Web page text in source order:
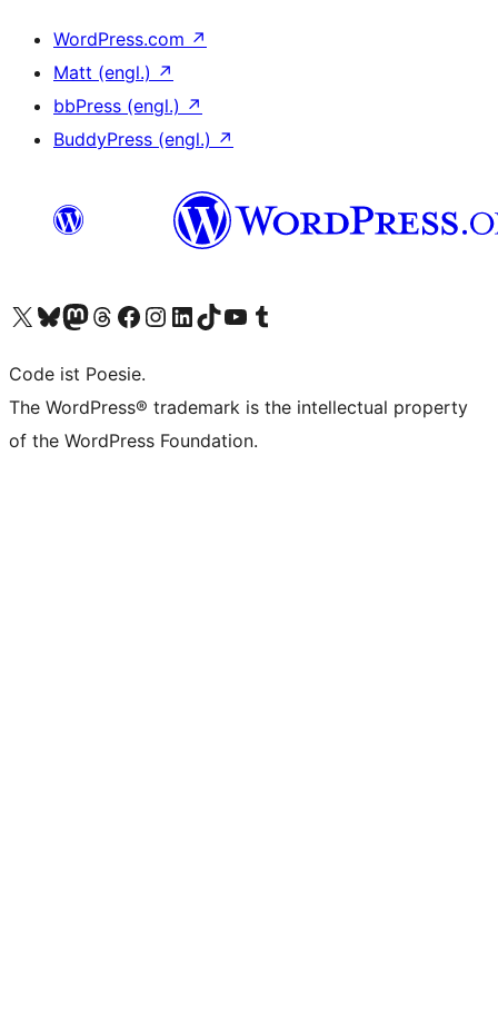
WordPress.com ↗
Matt (engl.) ↗
bbPress (engl.) ↗
BuddyPress (engl.) ↗
Unser X-Konto (früher Twitter) besuchen
Unser Bluesky-Konto besuchen
Unser Mastodon-Konto besuchen
Unser Threads-Konto besuchen
Unsere Facebook-Seite besuchen
Unser Instagram-Konto besuchen
Unser LinkedIn-Konto besuchen
Unser TikTok-Konto besuchen
Unseren YouTube-Kanal besuchen
Unser Tumblr-Konto besuchen
Code ist Poesie.
The WordPress® trademark is the intellectual property
of the WordPress Foundation.